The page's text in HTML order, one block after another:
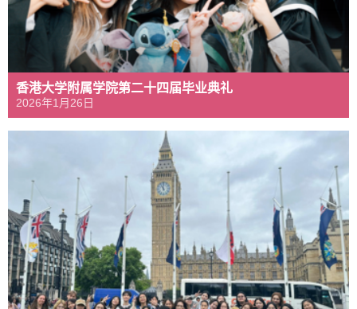
香港大学附属学院第二十四届毕业典礼
2026年1月26日